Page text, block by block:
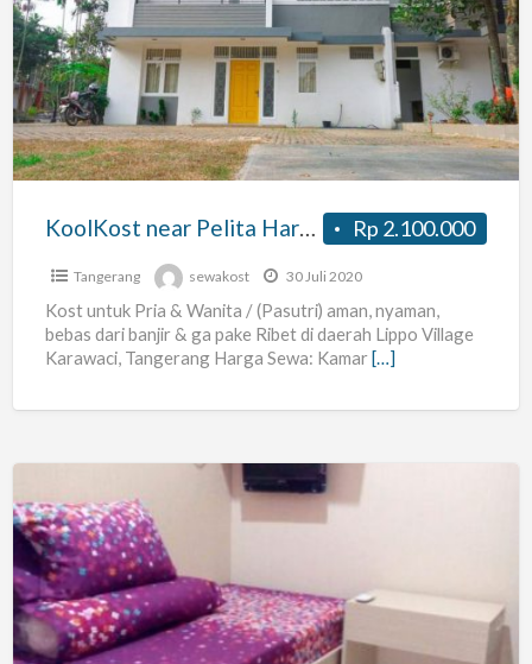
near
Pelita
Harapan
University
Rp 2.100.000
KoolKost near Pelita Harapan University
Tangerang sewakost 30 Juli 2020
Kost untuk Pria & Wanita / (Pasutri) aman, nyaman,
bebas dari banjir & ga pake Ribet di daerah Lippo Village
Karawaci, Tangerang Harga Sewa: Kamar[…]
Rumah
kost
dengan
konsultasi
/